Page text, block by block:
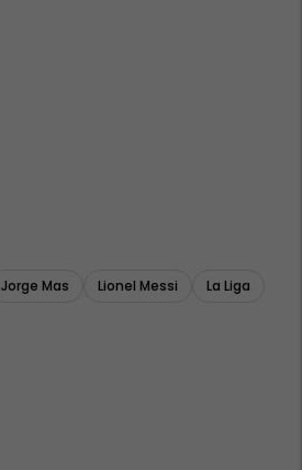
Jorge Mas Lionel Messi
La Liga